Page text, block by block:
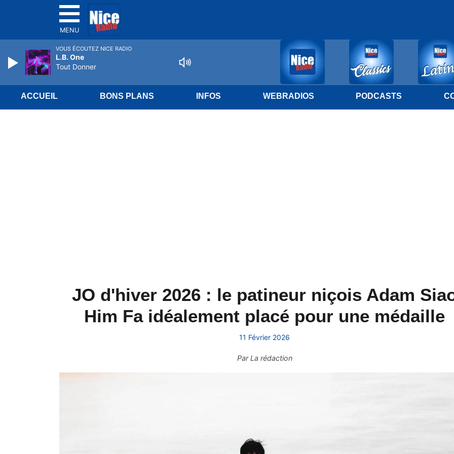
MENU
ACCUEIL BONS PLANS INFOS WEBRADIOS PODCASTS
JO d'hiver 2026 : le patineur niçois Adam
Him Fa idéalement placé pour une médaille
11 Février 2026
ParLa rédaction
VOUS ÉCOUTEZ NICE RADIO
L.B. One
Tout Donner